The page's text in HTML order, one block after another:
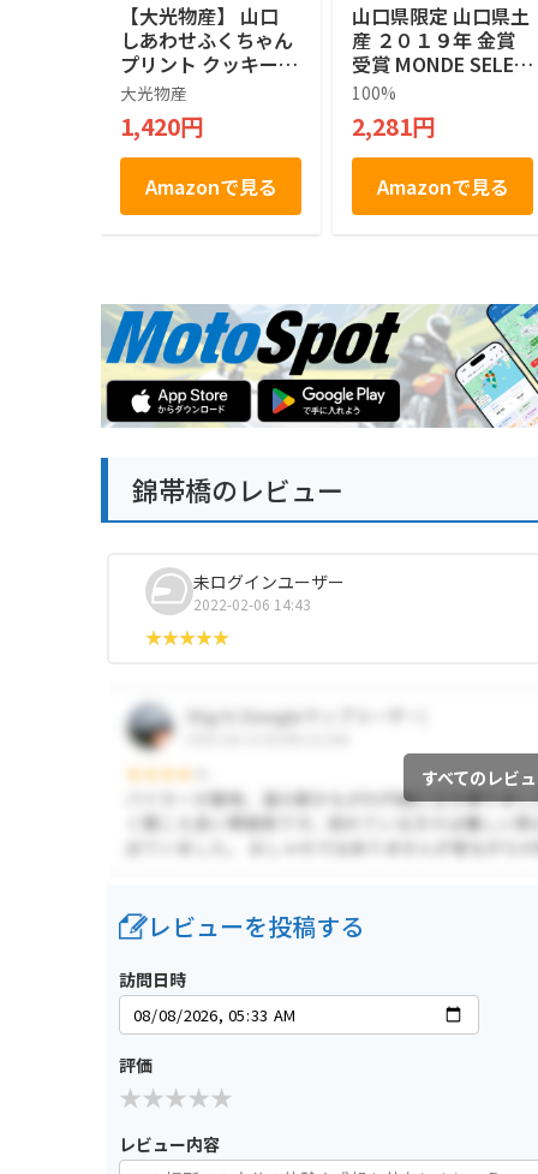
【大光物産】 山口
しあわせふくちゃん
プリント クッキー 1
4枚入り 山口県 お土
産 お菓子 個包装 ギ
フト スイーツ 焼き
菓子 手土産 贈り物
ご当地銘菓 お中元
お歳暮
大光物産
1,420円
Amazonで見る
山口県限定 山口県土
産 ２０１９年 金賞
受賞 MONDE SELEC
TION GOLD AWARD
山口県産 夏みかん 1
00％使用 Kotobukid
o YAMAGUCHI Nats
u Mikan Langue De
Chat やまぐち 夏み
かんラングドシャ チ
100%
2,281円
Amazonで見る
錦帯橋のレビュー
未ログインユーザー
2022-02-06 14:43
すべてのレビ
レビューを投稿する
訪問日時
評価
レビュー内容